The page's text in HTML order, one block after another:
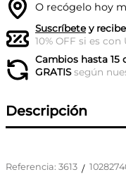
O recógelo hoy
Suscríbetey recibe
10% OFF si es con
Cambios hasta 15
GRATISsegún
Descripción
Referencia: 3613 /